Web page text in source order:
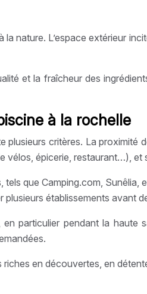
nature. L’espace extérieur
et la fraîcheur des
à la rochelle
critères. La
épicerie, restaurant…),
que Camping.com,
établissements avant
particulier pendant la
en découvertes, en